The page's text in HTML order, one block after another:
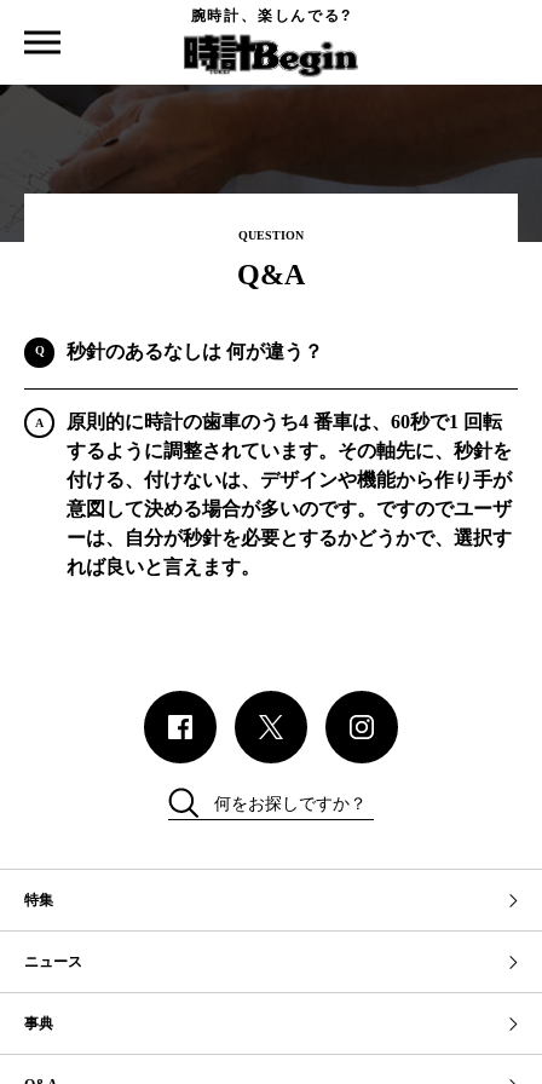
腕時計、楽しんでる?
秒針のあるなしは 何が違う？
QUESTION
Q&A
秒針のあるなしは 何が違う？
原則的に時計の歯車のうち4 番車は、60秒で1 回転
するように調整されています。その軸先に、秒針を
付ける、付けないは、デザインや機能から作り手が
意図して決める場合が多いのです。ですのでユーザ
ーは、自分が秒針を必要とするかどうかで、選択す
れば良いと言えます。
特集
ニュース
事典
何をお探しですか？